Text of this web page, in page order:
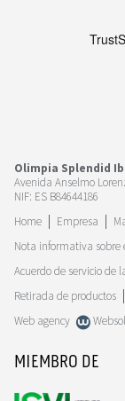
Olimpia Splendid
Avenida Anselmo
NIF: ES B84644186
Home
Empresa
Nota informativa sobre
Acuerdo de servicio de
Retirada de productos
Web agency
MIEMBRO DE